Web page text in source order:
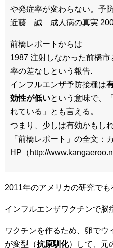
や発症率が変わらない。予
近藤 誠 成人病の真実
前橋レポートからは
1987 注射しなかった前橋
率の差なしという報告.
インフルエンザ予防接種は
効性が低いという意味で、
れている」とも言える。
つまり、少しは有効かもし
「前橋レポート」の全文：
HP（http://
2011年のアメリカの研究で
インフルエンザワクチンで脳
ワクチンを作るため、卵でウ
が変型（抗原馴化）して、元